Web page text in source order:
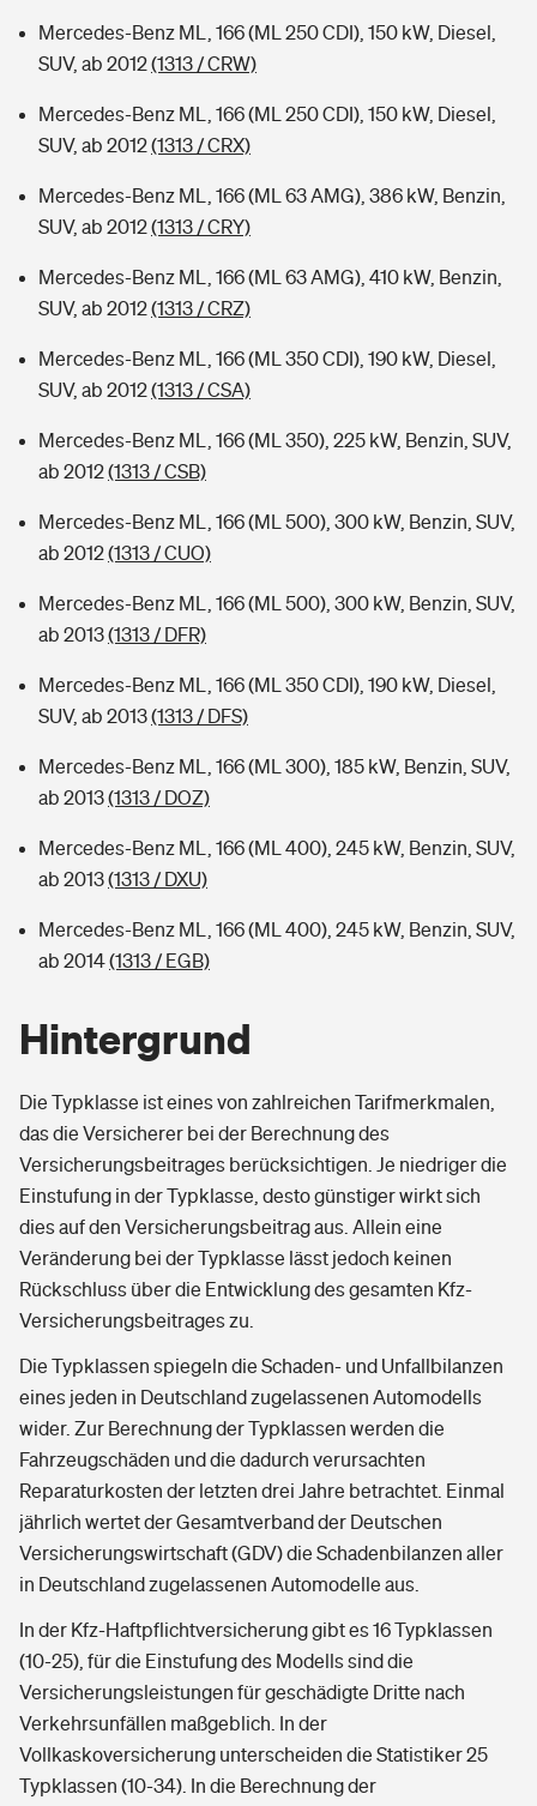
Mercedes-Benz ML, 166 (ML 250 CDI), 150 kW, Diesel,
SUV, ab 2012(1313 / CRW)
Mercedes-Benz ML, 166 (ML 250 CDI), 150 kW, Diesel,
SUV, ab 2012(1313 / CRX)
Mercedes-Benz ML, 166 (ML 63 AMG), 386 kW, Benzin,
SUV, ab 2012(1313 / CRY)
Mercedes-Benz ML, 166 (ML 63 AMG), 410 kW, Benzin,
SUV, ab 2012(1313 / CRZ)
Mercedes-Benz ML, 166 (ML 350 CDI), 190 kW, Diesel,
SUV, ab 2012(1313 / CSA)
Mercedes-Benz ML, 166 (ML 350), 225 kW, Benzin, SUV,
ab 2012(1313 / CSB)
Mercedes-Benz ML, 166 (ML 500), 300 kW, Benzin, SUV,
ab 2012(1313 / CUO)
Mercedes-Benz ML, 166 (ML 500), 300 kW, Benzin, SUV,
ab 2013(1313 / DFR)
Mercedes-Benz ML, 166 (ML 350 CDI), 190 kW, Diesel,
SUV, ab 2013(1313 / DFS)
Mercedes-Benz ML, 166 (ML 300), 185 kW, Benzin, SUV,
ab 2013(1313 / DOZ)
Mercedes-Benz ML, 166 (ML 400), 245 kW, Benzin, SUV,
ab 2013(1313 / DXU)
Mercedes-Benz ML, 166 (ML 400), 245 kW, Benzin, SUV,
ab 2014(1313 / EGB)
Hintergrund
Die Typklasse ist eines von zahlreichen Tarifmerkmalen,
das die Versicherer bei der Berechnung des
Versicherungsbeitrages berücksichtigen. Je niedriger die
Einstufung in der Typklasse, desto günstiger wirkt sich
dies auf den Versicherungsbeitrag aus. Allein eine
Veränderung bei der Typklasse lässt jedoch keinen
Rückschluss über die Entwicklung des gesamten Kfz-
Versicherungsbeitrages zu.
Die Typklassen spiegeln die Schaden- und Unfallbilanzen
eines jeden in Deutschland zugelassenen Automodells
wider. Zur Berechnung der Typklassen werden die
Fahrzeugschäden und die dadurch verursachten
Reparaturkosten der letzten drei Jahre betrachtet. Einmal
jährlich wertet der Gesamtverband der Deutschen
Versicherungswirtschaft (GDV) die Schadenbilanzen aller
in Deutschland zugelassenen Automodelle aus.
In der Kfz-Haftpflichtversicherung gibt es 16 Typklassen
(10-25), für die Einstufung des Modells sind die
Versicherungsleistungen für geschädigte Dritte nach
Verkehrsunfällen maßgeblich. In der
Vollkaskoversicherung unterscheiden die Statistiker 25
Typklassen (10-34). In die Berechnung der